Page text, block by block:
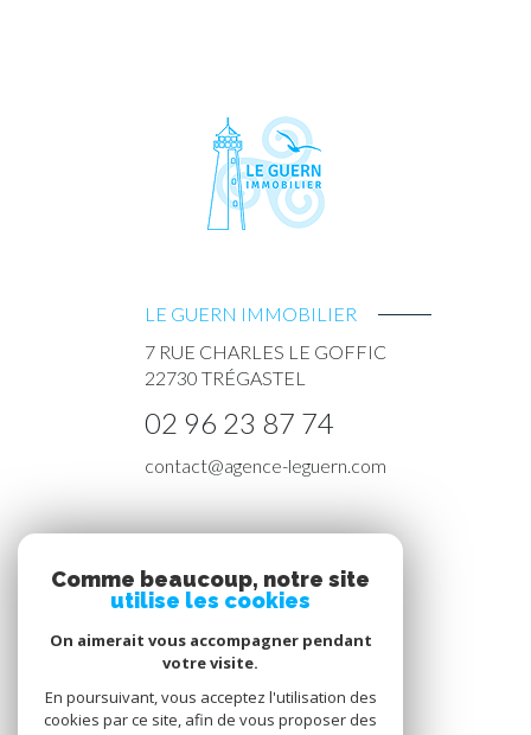
LE GUERN IMMOBILIER
7 RUE CHARLES LE GOFFIC
22730 TRÉGASTEL
02 96 23 87 74
contact@agence-leguern.com
Nous suivre
Comme beaucoup, notre site
utilise les cookies
On aimerait vous accompagner pendant
votre visite.
En poursuivant, vous acceptez l'utilisation des
cookies par ce site, afin de vous proposer des